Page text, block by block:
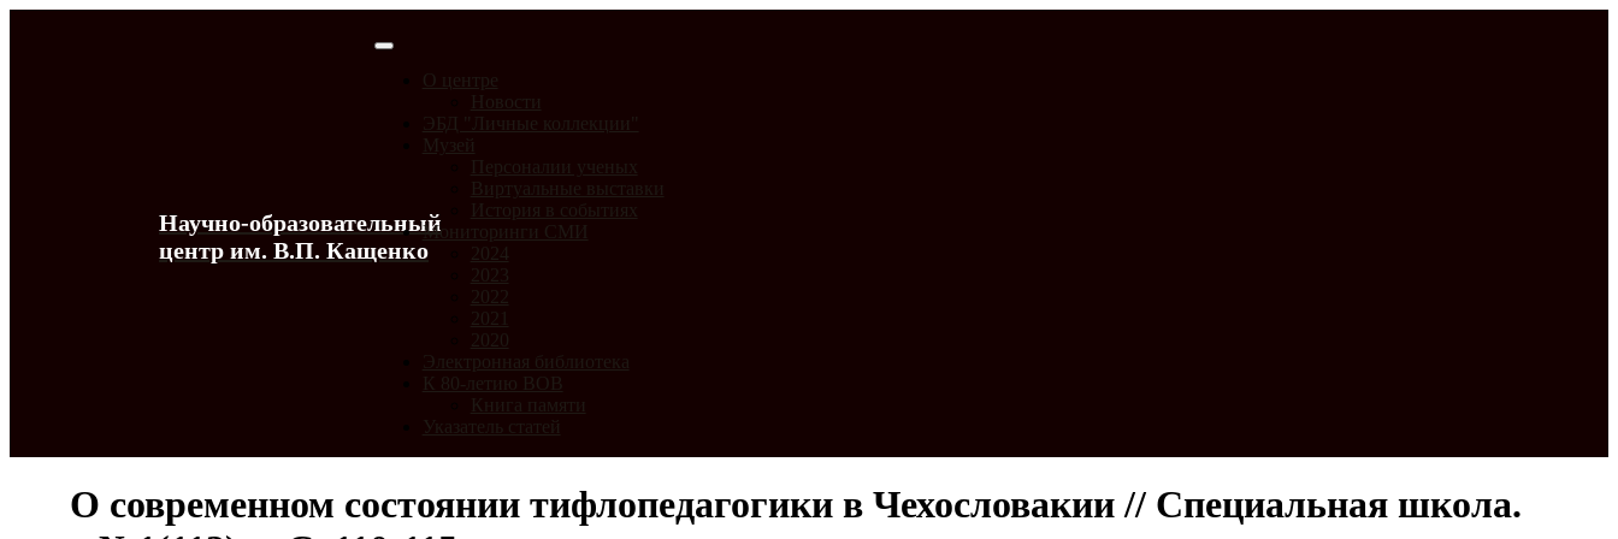
Научно-образовательный
центр им. В.П. Кащенко
О центре
Новости
ЭБД "Личные коллекции"
Музей
Персоналии ученых
Виртуальные выставки
История в событиях
Мониторинги СМИ
2024
2023
2022
2021
2020
Электронная библиотека
К 80-летию ВОВ
Книга памяти
Указатель статей
О современном состоянии тифлопедагогики в Чехословакии // Специальная школа.